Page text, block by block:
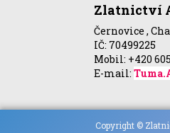
Zlatnictví
Černovice ,
IČ: 70499225
Mobil: +420
E-mail:
Copyright ©